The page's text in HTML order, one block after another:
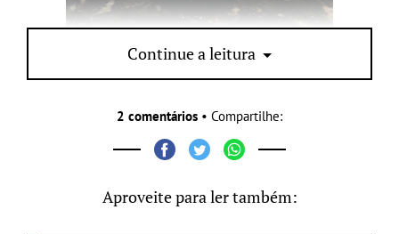
Continue a leitura
2 comentários • Compartilhe:
Aproveite para ler também: